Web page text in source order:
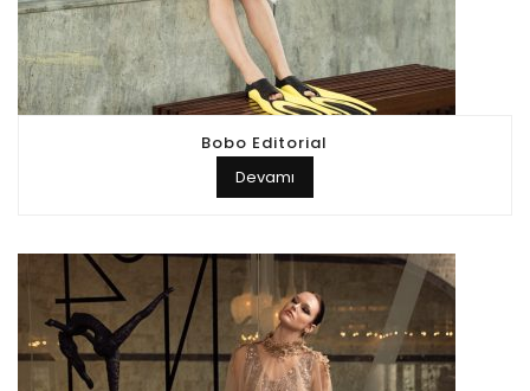
Bobo Editorial
Devamı